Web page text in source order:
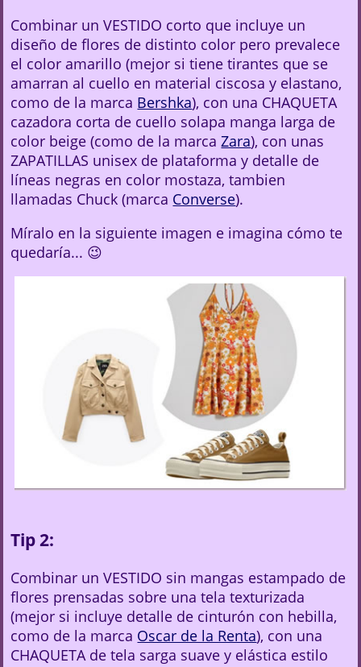
Combinar un VESTIDO corto que incluye un
diseño de flores de distinto color pero prevalece
el color amarillo (mejor si tiene tirantes que se
amarran al cuello en material ciscosa y elastano,
como de la marca Bershka), con una CHAQUETA
cazadora corta de cuello solapa manga larga de
color beige (como de la marcaZara), con unas
ZAPATILLAS unisex de plataforma y detalle de
líneas negras en color mostaza, tambien
llamadas Chuck (marca Converse).
Míralo en la siguiente imagen e imagina cómo te
quedaría... 😉
Tip 2:
Combinar un VESTIDO sin mangas estampado de
flores prensadas sobre una tela texturizada
(mejor si incluye detalle de cinturón con hebilla,
como de la marca Oscar de la Renta), con una
CHAQUETA de tela sarga suave y elástica estilo